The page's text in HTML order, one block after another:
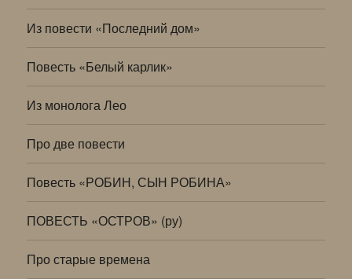
Из повести «Последний дом»
Повесть «Белый карлик»
Из монолога Лео
Про две повести
Повесть «РОБИН, СЫН РОБИНА»
ПОВЕСТЬ «ОСТРОВ» (ру)
Про старые времена